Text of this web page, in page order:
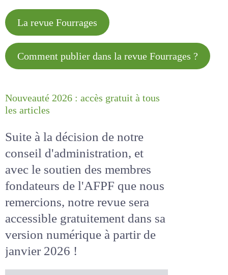
La revue Fourrages
Comment publier dans la revue
Nouveauté 2026 : accès gratuit à
Suite à la décision de notre
conseil d'administration, et
avec le soutien des membres
fondateurs de l'AFPF que nous
remercions, notre revue sera
accessiblegratuitementdans
sa version numérique
de janvier 2026 !